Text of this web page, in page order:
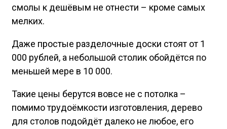
смолы к дешёвым не отнести – кроме самых
мелких.
Даже простые разделочные доски стоят от 1
000 рублей, а небольшой столик обойдётся по
меньшей мере в 10 000.
Такие цены берутся вовсе не с потолка –
помимо трудоёмкости изготовления, дерево
для столов подойдёт далеко не любое, его